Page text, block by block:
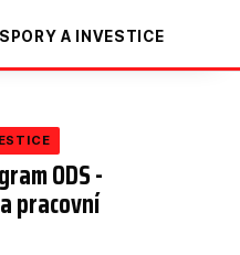
A INVESTICE
ODS -
pracovní